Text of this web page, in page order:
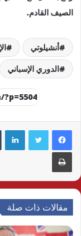
الصيف القادم.
أنشيلوتي
الدوري الإسباني
طباعة
مقالات ذات صلة